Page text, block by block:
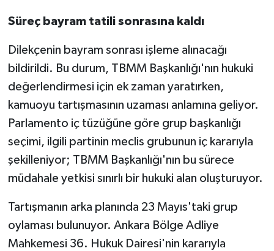
Süreç bayram tatili sonrasına kaldı
Dilekçenin bayram sonrası işleme alınacağı
bildirildi. Bu durum, TBMM Başkanlığı'nın hukuki
değerlendirmesi için ek zaman yaratırken,
kamuoyu tartışmasının uzaması anlamına geliyor.
Parlamento iç tüzüğüne göre grup başkanlığı
seçimi, ilgili partinin meclis grubunun iç kararıyla
şekilleniyor; TBMM Başkanlığı'nın bu sürece
müdahale yetkisi sınırlı bir hukuki alan oluşturuyor.
Tartışmanın arka planında 23 Mayıs'taki grup
oylaması bulunuyor. Ankara Bölge Adliye
Mahkemesi 36. Hukuk Dairesi'nin kararıyla